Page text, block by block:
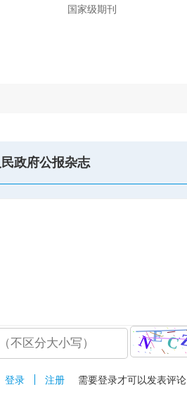
国家级期刊
政府公报杂志
登录 注册 需要登录才可以发表评论